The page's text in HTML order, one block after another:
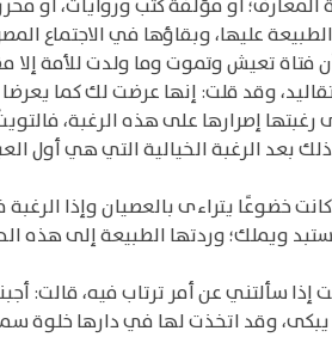
المعارف؛ أو مؤلفة كتب وروايات،
عليها، وبقاؤها في الاجتماع المصري
فتاة تعيش وتموت وما ولدت للأمة إلا
وقد قلت: إنها عرضت لك كما يعرضا
إصرارها على هذه الرغبة،
بعد الرغبة الخيالية التي هي أول
خضوعًا يتراءى بالعصيان وإذا
ويملك؛ وردتها الطبيعة إلى
إذا سألتني عن أمر ترتاب فيه،
يبكى، وقد اتخذت لها في دارها خلوة